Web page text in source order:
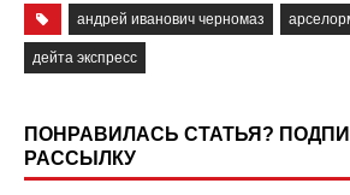
андрей иванович черномаз
дейта экспресс
ПОНРАВИЛАСЬ СТАТЬЯ?
РАССЫЛКУ